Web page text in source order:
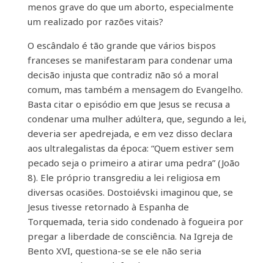
menos grave do que um aborto, especialmente
um realizado por razões vitais?
O escândalo é tão grande que vários bispos
franceses se manifestaram para condenar uma
decisão injusta que contradiz não só a moral
comum, mas também a mensagem do Evangelho.
Basta citar o episódio em que Jesus se recusa a
condenar uma mulher adúltera, que, segundo a lei,
deveria ser apedrejada, e em vez disso declara
aos ultralegalistas da época: “Quem estiver sem
pecado seja o primeiro a atirar uma pedra” (João
8). Ele próprio transgrediu a lei religiosa em
diversas ocasiões. Dostoiévski imaginou que, se
Jesus tivesse retornado à Espanha de
Torquemada, teria sido condenado à fogueira por
pregar a liberdade de consciência. Na Igreja de
Bento XVI, questiona-se se ele não seria